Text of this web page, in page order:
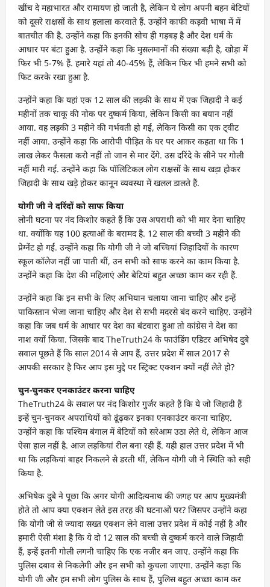
खींच दे महाभारत और रामायण हो जाती है, लेकिन ये लोग अपनी बहन बेटियों
को दूसरे राक्षसों के साथ हलाला करवाते हैं. उन्होंने काफी कड़वी भाषा में में
बातचीत की है. उन्होंने कहा कि इनकी सोच ही गड़बड़ है और देश धर्म के
आधार पर बंटा हुआ है. उन्होंने कहा कि मुसलमानों की संख्या बढ़ी है, खोड़ा में
फिर भी 5-7% हैं. हमारे यहां तो 40-45% हैं, लेकिन फिर भी हमने सभी को
फिट करके रखा हुआ है.
उन्होंने कहा कि यहां एक 12 साल की लड़की के साथ में एक जिहादी ने कई
महीनों तक चाकू की नोक पर दुष्कर्म किया, लेकिन किसी का बयान नहीं
आया. वह लड़की 3 महीने की गर्भवती हो गई, लेकिन किसी का एक ट्वीट
नहीं आया. उन्होंने कहा कि आरोपी पीड़ित के घर पर आकर कहता था कि 1
लाख लेकर फैसला करो नहीं तो जान से मार देंगे. उस दरिंदे के सीने पर गोली
नहीं मारी गई. उन्होंने कहा कि पॉलिटिकल लोग राक्षसों के साथ खड़ा होकर
जिहादी के साथ खड़े होकर कानून व्यवस्था में खलल डालते हैं.
योगी जी ने दरिंदों को साफ किया
लोनी घटना पर नंद किशोर कहते हैं कि उस अपराधी को भी मार देना चाहिए
था. क्योंकि यह 100 हत्याओं के बरामद है. 12 साल की बच्ची 3 महीने की
प्रेग्नेंट हो गई. उन्होंने कहा कि योगी जी ने जो बच्चियां जिहादियों के कारण
स्कूल कॉलेज नहीं जा पाती थीं, उन सभी को साफ करने का काम किया है.
उन्होंने कहा कि देश की महिलाएं और बेटियां बहुत अच्छा काम कर रही हैं.
उन्होंने कहा कि इन सभी के लिए अभियान चलाया जाना चाहिए और इन्हें
पाकिस्तान भेजा जाना चाहिए और देश से सभी मदरसे बंद करने चाहिए. उन्होंने
कहा कि जब धर्म के आधार पर देश का बंटवारा हुआ तो कांग्रेस ने देश का
नाश क्यों किया. जिसके बाद TheTruth24 के फाउंडिंग एडिटर अभिषेद दुबे
सवाल पूछते हैं कि साल 2014 से आप हैं, उत्तर प्रदेश में साल 2017 से
आपकी सरकार है फिर आप इस मुद्दे पर स्ट्रिक्ट एक्शन क्यों नहीं लेते हो?
चुन-चुनकर एनकाउंटर करना चाहिए
TheTruth24 के सवाल पर नंद किशोर गुर्जर कहते हैं कि ये जो जिहादी हैं
इन्हें चुन-चुनकर अपराधियों को ढूंढ़कर इनका एनकाउंटर करना चाहिए.
उन्होंने कहा कि पश्चिम बंगाल में बेटियों को सरेआम उठा लेते थे, लेकिन आज
ऐसा हाल नहीं है. आज लड़कियां रील बना रही हैं. यही हाल उत्तर प्रदेश में भी
था कि लड़कियां बाहर निकलने से डरती थीं, लेकिन योगी जी ने स्थिति को सही
किया है.
अभिषेक दुबे ने पूछा कि अगर योगी आदित्यनाथ की जगह पर आप मुख्यमंत्री
होते तो आप क्या एक्शन लेते इस तरह की घटनाओं पर? जिसपर उन्होंने कहा
कि योगी जी से ज्यादा सख्त एक्शन लेने वाला उत्तर प्रदेश में कोई नहीं है और
हमारी ऐसी मंशा है कि ये दो 12 साल की बच्ची से दुष्कर्म करने वाले जिहादी
हैं, इन्हें इतनी गोली लगनी चाहिए कि एक नजीर बन जाए. उन्होंने कहा कि
पुलिस दबाव से निकलेगी और इन सभी को कुचला जाएगा. उन्होंने कहा कि
योगी जी और हम सभी लोग पुलिस के साथ हैं, पुलिस बहुत अच्छा काम कर